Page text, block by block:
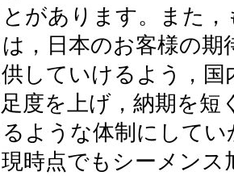
があります。また
，日本のお客様の
していけるよう，
度を上げ，納期を
ような体制にして
時点でもシーメン